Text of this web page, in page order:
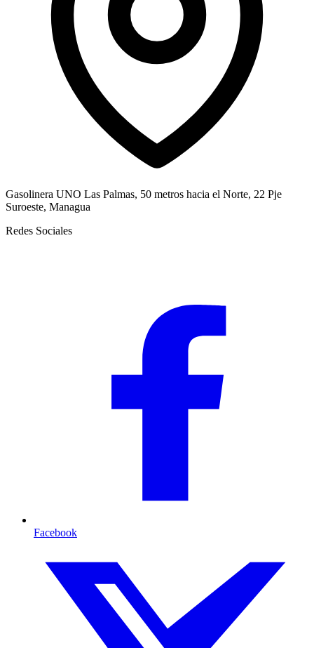
Gasolinera UNO Las Palmas, 50 metros hacia el Norte, 22 Pje
Suroeste, Managua
Redes Sociales
Facebook